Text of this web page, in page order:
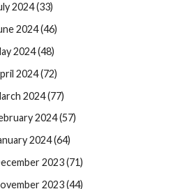
2024 (33)
2024 (46)
2024 (48)
2024 (72)
2024 (77)
2024 (57)
2024 (64)
2023 (71)
2023 (44)